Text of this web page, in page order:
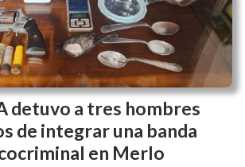
detuvo a tres hombres
de integrar una banda
en Merlo